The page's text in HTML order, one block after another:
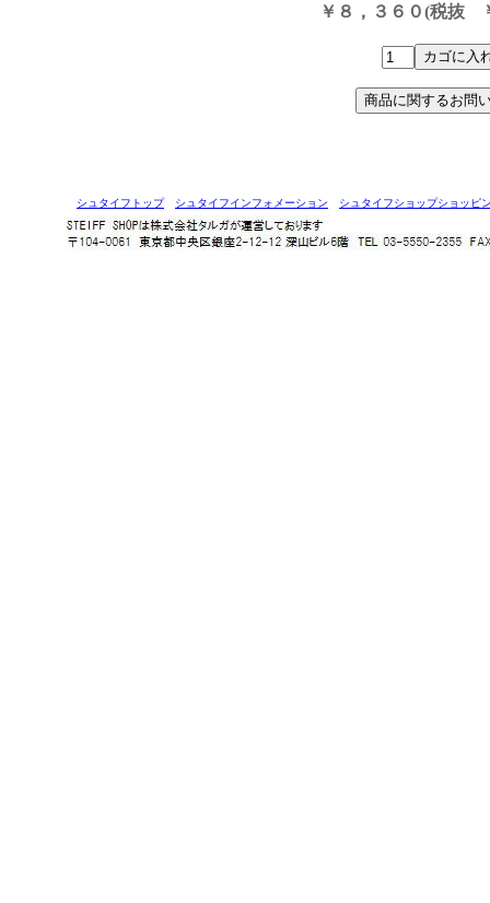
￥８，３６０(税抜
シュタイフトップ シュタイフインフォメーション シュタイフショップショッピ